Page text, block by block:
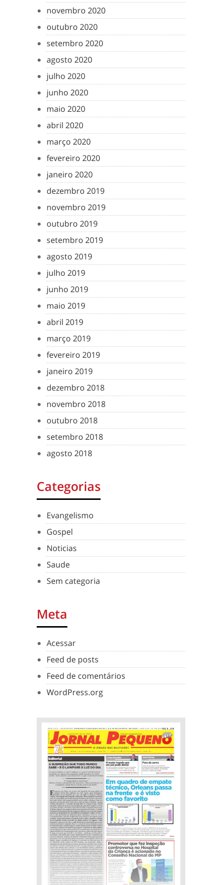
novembro 2020
outubro 2020
setembro 2020
agosto 2020
julho 2020
junho 2020
maio 2020
abril 2020
março 2020
fevereiro 2020
janeiro 2020
dezembro 2019
novembro 2019
outubro 2019
setembro 2019
agosto 2019
julho 2019
junho 2019
maio 2019
abril 2019
março 2019
fevereiro 2019
janeiro 2019
dezembro 2018
novembro 2018
outubro 2018
setembro 2018
agosto 2018
Categorias
Evangelismo
Gospel
Noticias
Saude
Sem categoria
Meta
Acessar
Feed de posts
Feed de comentários
WordPress.org